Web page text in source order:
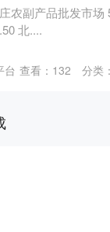
农副产品批发市场
北....
台 查看： 132 分类